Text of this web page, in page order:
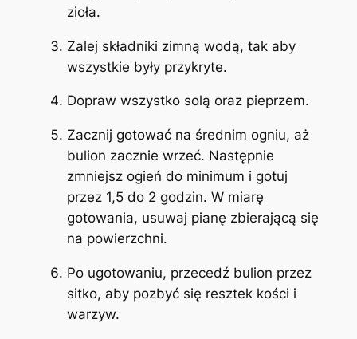
zioła.
Zalej składniki zimną wodą, tak aby
wszystkie były przykryte.
Dopraw wszystko solą oraz pieprzem.
Zacznij gotować na średnim ogniu, aż
bulion zacznie wrzeć. Następnie
zmniejsz ogień do minimum i gotuj
przez 1,5 do 2 godzin. W miarę
gotowania, usuwaj pianę zbierającą się
na powierzchni.
Po ugotowaniu, przecedź bulion przez
sitko, aby pozbyć się resztek kości i
warzyw.